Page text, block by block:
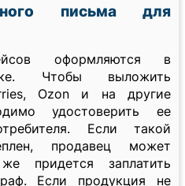
письма для
оформляются в
Чтобы выложить
Ozon и на другие
удостоверить ее
Если такой
продавец может
придется заплатить
Если продукция не